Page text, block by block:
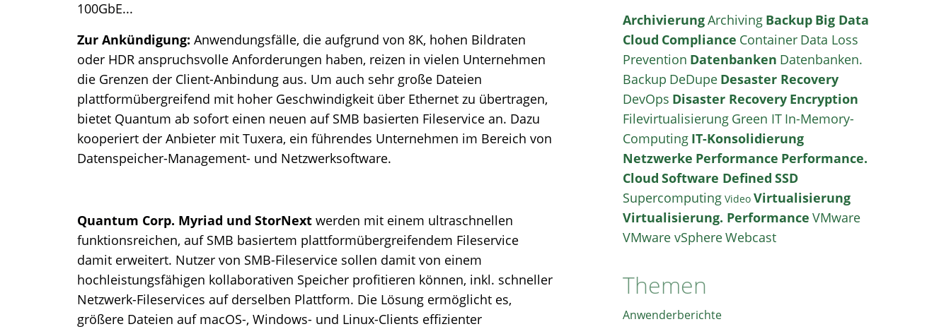
100GbE...
Zur Ankündigung: Anwendungsfälle, die aufgrund von 8K, hohen Bildraten
oder HDR anspruchsvolle Anforderungen haben, reizen in vielen Unternehmen
die Grenzen der Client-Anbindung aus. Um auch sehr große Dateien
plattformübergreifend mit hoher Geschwindigkeit über Ethernet zu übertragen,
bietet Quantum ab sofort einen neuen auf SMB basierten Fileservice an. Dazu
kooperiert der Anbieter mit Tuxera, ein führendes Unternehmen im Bereich von
Datenspeicher-Management- und Netzwerksoftware.
Quantum Corp. Myriad und StorNext werden mit einem ultraschnellen
funktionsreichen, auf SMB basiertem plattformübergreifendem Fileservice
damit erweitert. Nutzer von SMB-Fileservice sollen damit von einem
hochleistungsfähigen kollaborativen Speicher profitieren können, inkl. schneller
Netzwerk-Fileservices auf derselben Plattform. Die Lösung ermöglicht es,
größere Dateien auf macOS-, Windows- und Linux-Clients effizienter
ArchivierungArchiving Backup Big Data
Cloud Compliance Container Data Loss
Prevention Datenbanken Datenbanken.
Backup DeDupe Desaster Recovery
DevOps Disaster Recovery Encryption
Filevirtualisierung Green IT In-Memory-
Computing IT-Konsolidierung
Netzwerke Performance Performance.
Cloud Software Defined SSD
Supercomputing Video Virtualisierung
Virtualisierung. Performance VMware
VMware vSphereWebcast
Themen
Anwenderberichte